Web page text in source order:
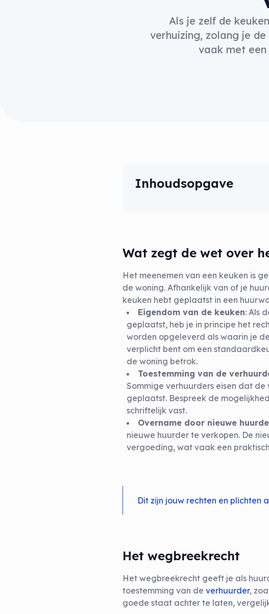
Als je zelf de
verhuizing, zolang je
vaak met
Inhoudsopgave
Wat zegt de wet over
Het meenemen van een keuken is
de woning. Afhankelijk van of je
keuken hebt geplaatst in een
Eigendom van de keuken: Als
geplaatst, heb je in principe het
worden opgeleverd als waarin je
verplicht bent om een
de woning betrok.
Toestemming van de
Sommige verhuurders eisen dat
geplaatst. Bespreek de
schriftelijk vast.
Overname door nieuwe
nieuwe huurder te verkopen. De
vergoeding, wat vaak een
Dit zijn jouw rechten en plichten
Het wegbreekrecht
Het wegbreekrecht geeft je als
toestemming van de verhuurder,
goede staat achter te laten,